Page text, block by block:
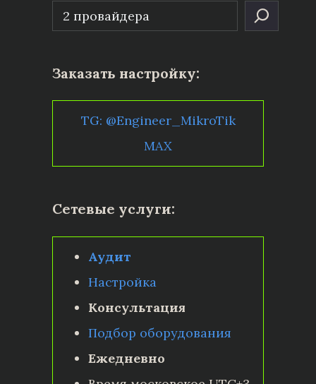
Заказать настройку:
TG: @Engineer_MikroTik
MAX
Сетевые услуги:
Аудит
Настройка
Консультация
Подбор оборудования
Ежедневно